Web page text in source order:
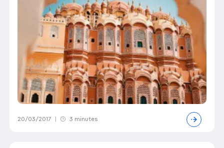
20/03/2017 3 minutes